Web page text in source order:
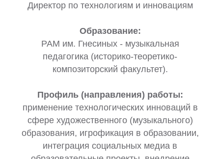
Директор по технологиям и инновациям
Образование:
РАМ им. Гнесиных - музыкальная
педагогика (историко-теоретико-
композиторский факультет).
Профиль (направления) работы:
применение технологических инноваций в
сфере художественного (музыкального)
образования, игрофикация в образовании,
интеграция социальных медиа в